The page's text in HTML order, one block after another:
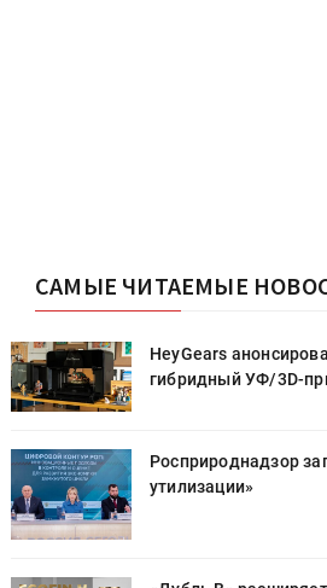
САМЫЕ ЧИТАЕМЫЕ
HeyGears
гибридный УФ/3D-
Росприроднадзор
утилизации»